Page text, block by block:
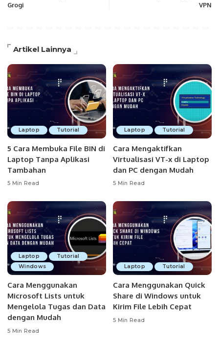
Grogi
VPN
Artikel Lainnya
Laptop Tutorial
5 Cara Membuka File BIN di
Laptop Tanpa Aplikasi
Tambahan
5 Min Read
Laptop Tutorial
Cara Mengaktifkan
Virtualisasi VT-x di Laptop
dan PC dengan Mudah
5 Min Read
Laptop
Tutorial
Windows
Cara Menggunakan
Microsoft Lists untuk
Mengelola Tugas dan Data
dengan Mudah
5 Min Read
Laptop Tutorial
Cara Menggunakan Quick
Share di Windows untuk
Kirim File Lebih Cepat
5 Min Read